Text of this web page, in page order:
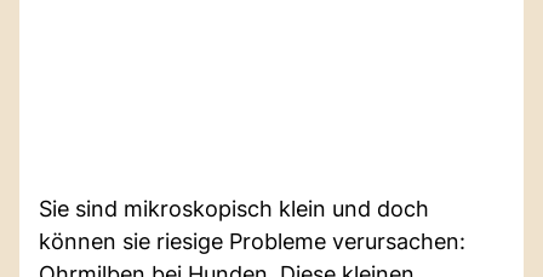
Sie sind mikroskopisch klein und doch
können sie riesige Probleme verursachen: